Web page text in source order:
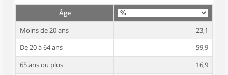
Âge
Moins de 20 ans
23,1
De 20 à 64 ans
59,9
65 ans ou plus
16,9